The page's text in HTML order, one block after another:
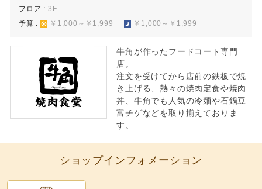
フロア : 3F
予算 :
￥1,000～￥1,999 ￥1,000～￥1,999
牛角が作ったフードコート専門
店。
注文を受けてから店前の鉄板で焼
き上げる、熱々の焼肉定食や焼肉
丼、牛角でも人気の冷麺や石鍋豆
富チゲなどを取り揃えておりま
す。
ショップインフォメーション